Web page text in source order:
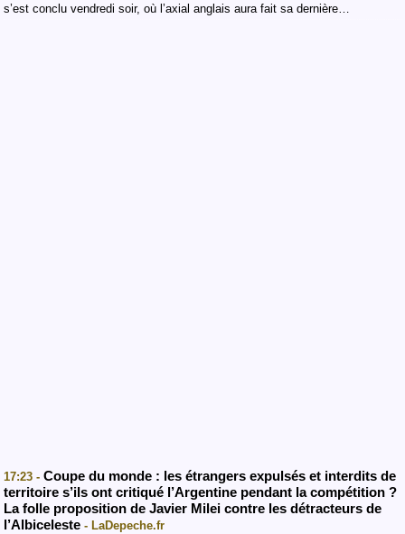
s’est conclu vendredi soir, où l’axial anglais aura fait sa dernière…
17:23 - Coupe du monde : les étrangers expulsés et interdits de
territoire s’ils ont critiqué l’Argentine pendant la compétition ?
La folle proposition de Javier Milei contre les détracteurs de
l’Albiceleste - LaDepeche.fr